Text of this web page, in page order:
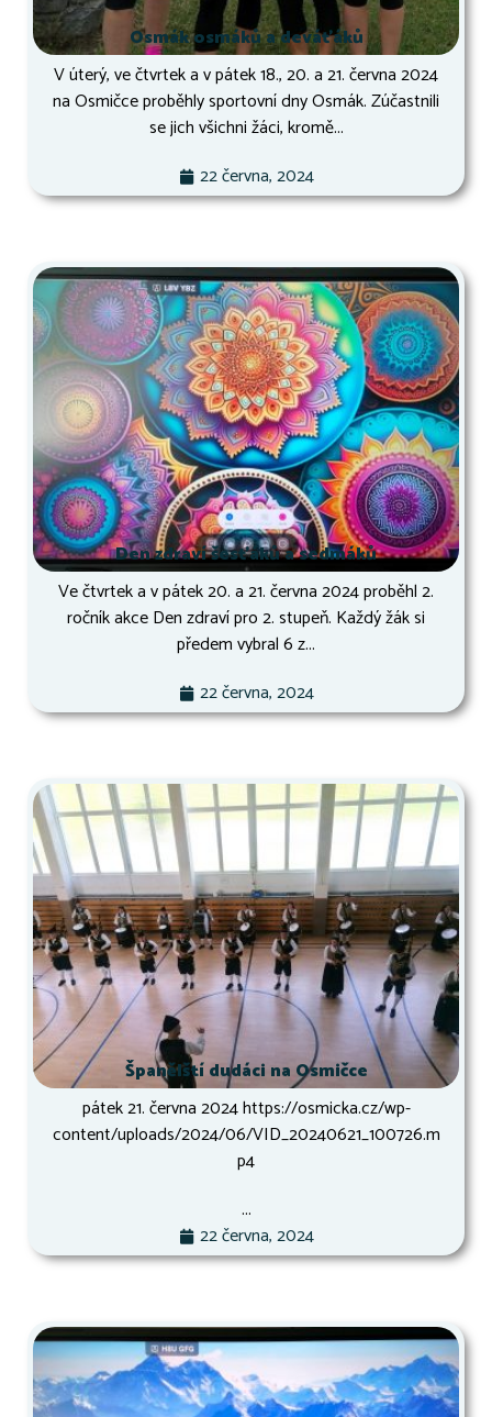
Osmák osmáků a deváťáků
V úterý, ve čtvrtek a v pátek 18., 20. a 21. června 2024
na Osmičce proběhly sportovní dny Osmák. Zúčastnili
se jich všichni žáci, kromě...
22 června, 2024
Den zdraví šesťáků a sedmáků
Ve čtvrtek a v pátek 20. a 21. června 2024 proběhl 2.
ročník akce Den zdraví pro 2. stupeň. Každý žák si
předem vybral 6 z...
22 června, 2024
Španělští dudáci na Osmičce
pátek 21. června 2024 https://osmicka.cz/wp-
content/uploads/2024/06/VID_20240621_100726.m
p4
...
22 června, 2024